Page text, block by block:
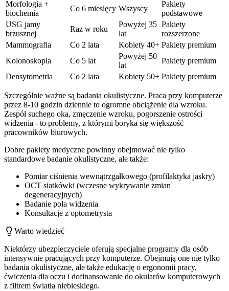
Morfologia +
biochemia
Co 6 miesięcy Wszyscy
Pakiety
podstawowe
USG jamy
brzusznej
Raz w roku
Powyżej 35
lat
Pakiety
rozszerzone
Mammografia
Co 2 lata Kobiety 40+ Pakiety premium
Kolonoskopia
Co 5 lat
Powyżej 50
lat
Pakiety premium
Densytometria
Co 2 lata Kobiety 50+ Pakiety premium
Szczególnie ważne są badania okulistyczne. Praca przy komputerze
przez 8-10 godzin dziennie to ogromne obciążenie dla wzroku.
Zespół suchego oka, zmęczenie wzroku, pogorszenie ostrości
widzenia - to problemy, z którymi boryka się większość
pracowników biurowych.
Dobre pakiety medyczne powinny obejmować nie tylko
standardowe badanie okulistyczne, ale także:
Pomiar ciśnienia wewnątrzgałkowego (profilaktyka jaskry)
OCT siatkówki (wczesne wykrywanie zmian
degeneracyjnych)
Badanie pola widzenia
Konsultacje z optometrysta
Warto wiedzieć
Niektórzy ubezpieczyciele oferują specjalne programy dla osób
intensywnie pracujących przy komputerze. Obejmują one nie tylko
badania okulistyczne, ale także edukację o ergonomii pracy,
ćwiczenia dla oczu i dofinansowanie do okularów komputerowych
z filtrem światła niebieskiego.